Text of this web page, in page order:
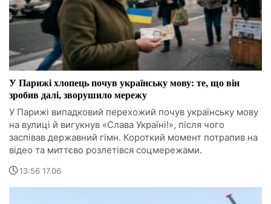
У Парижі хлопець почув українську мову: те, що він
зробив далі, зворушило мережу
У Парижі випадковий перехожий почув українську мову
на вулиці й вигукнув «Слава Україні!», після чого
заспівав державний гімн. Короткий момент потрапив на
відео та миттєво розлетівся соцмережами.
13:56 17.06